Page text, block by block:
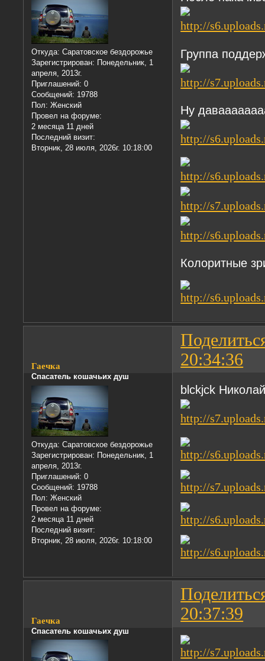
Откуда: Саратовское бездорожье
Зарегистрирован: Понедельник, 1
апреля, 2013г.
Приглашений: 0
Сообщений: 19788
Пол: Женский
Провел на форуме:
2 месяца 11 дней
Последний визит:
Вторник, 28 июля, 2026г. 10:18:00
Группа
Ну
Колоритные
20:34:36
Гаечка
Спасатель кошачьих душ
Откуда: Саратовское бездорожье
Зарегистрирован: Понедельник, 1
апреля, 2013г.
Приглашений: 0
Сообщений: 19788
Пол: Женский
Провел на форуме:
2 месяца 11 дней
Последний визит:
Вторник, 28 июля, 2026г. 10:18:00
blckjck
20:37:39
Гаечка
Спасатель кошачьих душ